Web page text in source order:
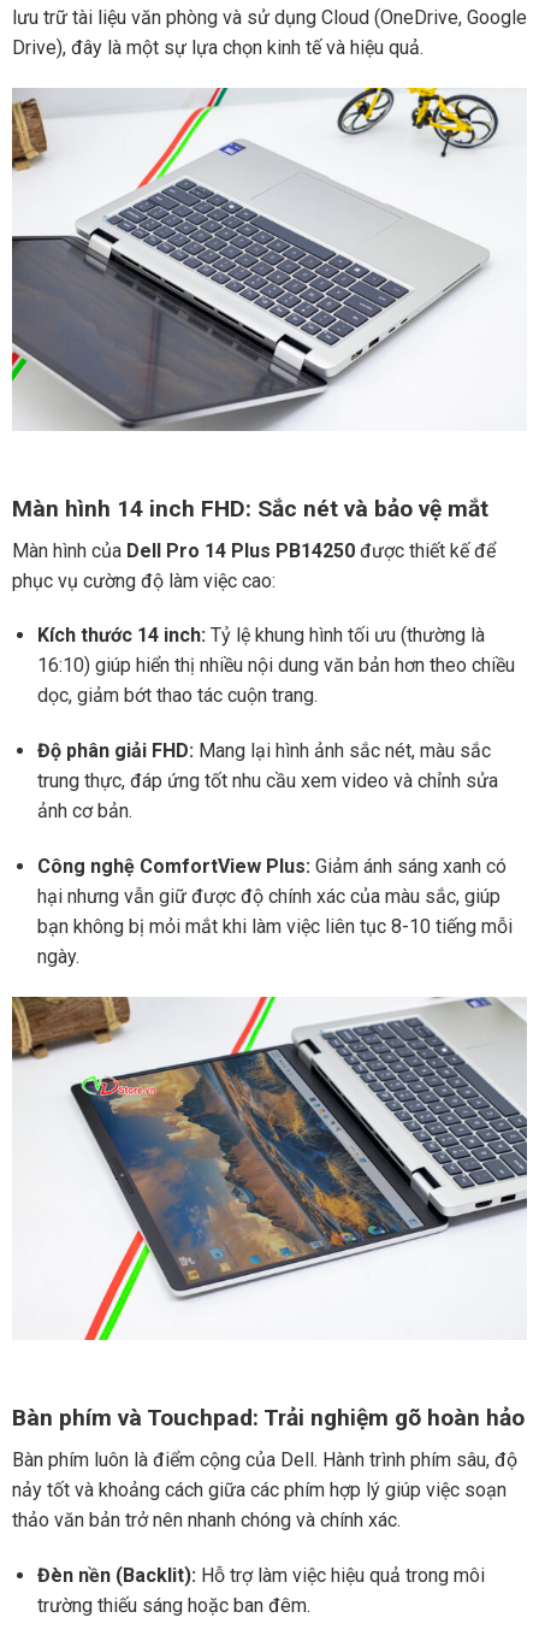
lưu trữ tài liệu văn phòng và sử dụng Cloud (OneDrive, Google
Drive), đây là một sự lựa chọn kinh tế và hiệu quả.
Màn hình 14 inch FHD: Sắc nét và bảo vệ mắt
Màn hình của Dell Pro 14 Plus PB14250được thiết kế để
phục vụ cường độ làm việc cao:
Kích thước 14 inch:Tỷ lệ khung hình tối ưu (thường là
16:10) giúp hiển thị nhiều nội dung văn bản hơn theo chiều
dọc, giảm bớt thao tác cuộn trang.
Độ phân giải FHD:Mang lại hình ảnh sắc nét, màu sắc
trung thực, đáp ứng tốt nhu cầu xem video và chỉnh sửa
ảnh cơ bản.
Công nghệ ComfortView Plus:Giảm ánh sáng xanh có
hại nhưng vẫn giữ được độ chính xác của màu sắc, giúp
bạn không bị mỏi mắt khi làm việc liên tục 8-10 tiếng mỗi
ngày.
Bàn phím và Touchpad: Trải nghiệm gõ hoàn hảo
Bàn phím luôn là điểm cộng của Dell. Hành trình phím sâu, độ
nảy tốt và khoảng cách giữa các phím hợp lý giúp việc soạn
thảo văn bản trở nên nhanh chóng và chính xác.
Đèn nền (Backlit): Hỗ trợ làm việc hiệu quả trong môi
trường thiếu sáng hoặc ban đêm.